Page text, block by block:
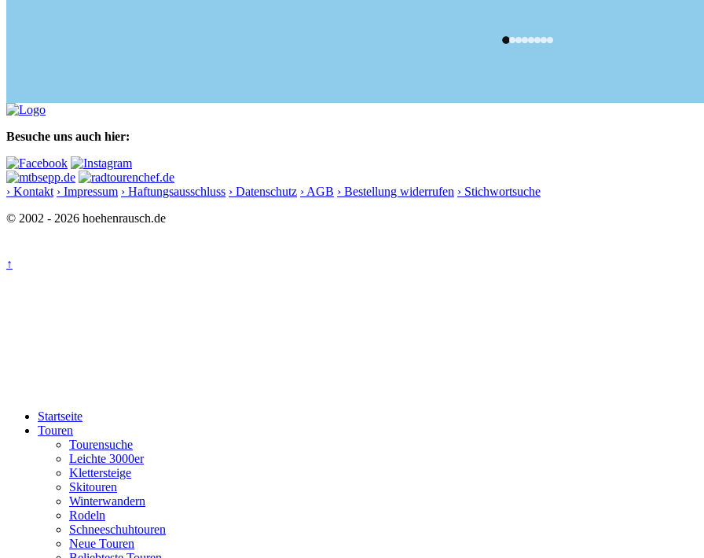
Besuche uns auch hier:
› Kontakt › Impressum › Haftungsausschluss › Datenschutz › AGB › Bestellung widerrufen › Stichwortsuche
© 2002 - 2026 hoehenrausch.de
↑
Startseite
Touren
Tourensuche
Leichte 3000er
Klettersteige
Skitouren
Winterwandern
Rodeln
Schneeschuhtouren
Neue Touren